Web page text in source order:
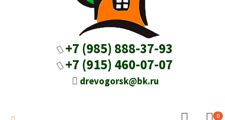
+7 (985) 888-37-93
+7 (915) 460-07-07
drevogorsk@bk.ru
0